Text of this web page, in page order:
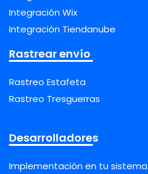
Integración Wix
Integración Tiendanube
Rastrear envío
Rastreo Estafeta
Rastreo Tresguerras
Desarrolladores
Implementación en tu sistema